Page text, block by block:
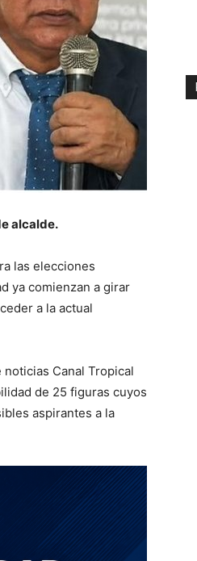
alcalde.
las elecciones
ya comienzan a girar
a la actual
Canal Tropical
de 25 figuras cuyos
aspirantes a la